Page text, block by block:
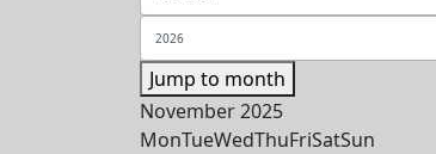
Jump to month
November 2025
MonTueWedThuFriSatSun